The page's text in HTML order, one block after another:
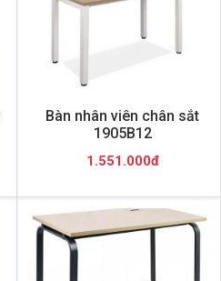
Bàn nhân viên chân sắt
1905B12
1.551.000đ